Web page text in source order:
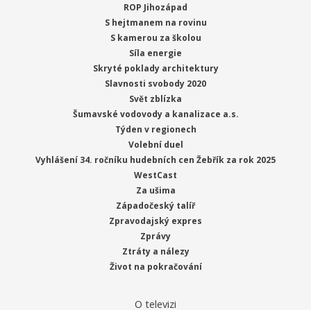
ROP Jihozápad
S hejtmanem na rovinu
S kamerou za školou
Síla energie
Skryté poklady architektury
Slavnosti svobody 2020
Svět zblízka
Šumavské vodovody a kanalizace a.s.
Týden v regionech
Volební duel
Vyhlášení 34. ročníku hudebních cen Žebřík za rok 2025
WestCast
Za ušima
Západočeský talíř
Zpravodajský expres
Zprávy
Ztráty a nálezy
Život na pokračování
O televizi